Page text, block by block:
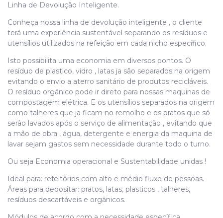
Linha de Devolução Inteligente.
Conheça nossa linha de devolução inteligente , o cliente
terá uma experiência sustentável separando os resíduos e
utensílios utilizados na refeição em cada nicho específico.
Isto possibilita uma economia em diversos pontos. O
resíduo de plastico, vidro , latas ja são separados na origem
evitando o envio a aterro sanitário de produtos recicláveis.
O resíduo orgânico pode ir direto para nossas maquinas de
compostagem elétrica. E os utensílios separados na origem
como talheres que ja ficam no remolho e os pratos que só
serâo lavados após o serviço de alimentação , evitando que
a mão de obra , água, detergente e energia da maquina de
lavar sejam gastos sem necessidade durante todo o turno.
Ou seja Economia operacional e Sustentabilidade unidas !
Ideal para: refeitórios com alto e médio fluxo de pessoas.
Áreas para depositar: pratos, latas, plasticos , talheres,
resíduos descartáveis e orgânicos.